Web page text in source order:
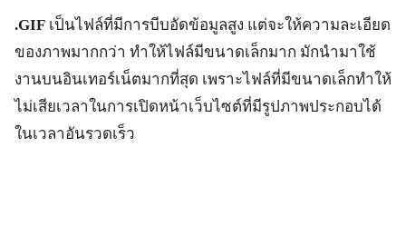
.GIF เป็นไฟล์ที่มีการบีบอัดข้อมูลสูง แต่จะให้ความละเอียด
ของภาพมากกว่า ทำให้ไฟล์มีขนาดเล็กมาก มักนำมาใช้
งานบนอินเทอร์เน็ตมากที่สุด เพราะไฟล์ที่มีขนาดเล็กทำให้
ไม่เสียเวลาในการเปิดหน้าเว็บไซต์ที่มีรูปภาพประกอบได้
ในเวลาอันรวดเร็ว